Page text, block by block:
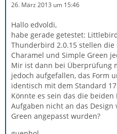
26. März 2013 um 15:46
Hallo edvoldi,
habe gerade getestet:
Thunderbird 2.0.15 stellen
Charamel und Simple Green
Mir ist dann bei Überprüfung
jedoch aufgefallen, das Form
identisch mit dem Standard
Könnte es sein das die
Aufgaben nicht an das Design
Green angepasst wurden?